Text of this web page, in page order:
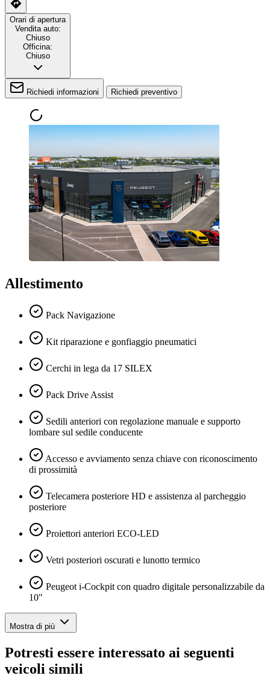
Orari di apertura
Vendita auto:
Chiuso
Officina:
Chiuso
Richiedi informazioni Richiedi preventivo
Allestimento
Pack Navigazione
Kit riparazione e gonfiaggio pneumatici
Cerchi in lega da 17 SILEX
Pack Drive Assist
Sedili anteriori con regolazione manuale e supporto
lombare sul sedile conducente
Accesso e avviamento senza chiave con riconoscimento
di prossimità
Telecamera posteriore HD e assistenza al parcheggio
posteriore
Proiettori anteriori ECO-LED
Vetri posteriori oscurati e lunotto termico
Peugeot i-Cockpit con quadro digitale personalizzabile da
10"
Mostra di più
Potresti essere interessato ai seguenti
veicoli simili